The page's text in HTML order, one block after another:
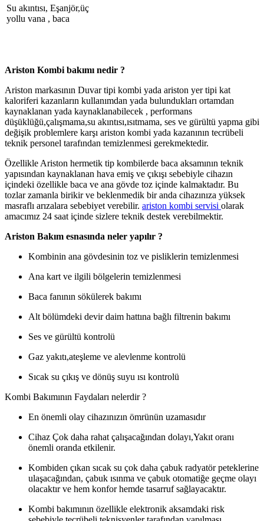
Su akıntısı, Eşanjör,üç
yollu vana , baca
Ariston Kombi bakımı nedir ?
Ariston markasının Duvar tipi kombi yada ariston yer tipi kat
kaloriferi kazanların kullanımdan yada bulundukları ortamdan
kaynaklanan yada kaynaklanabilecek , performans
düşüklüğü,çalışmama,su akıntısı,ısıtmama, ses ve gürültü yapma gibi
değişik problemlere karşı ariston kombi yada kazanının tecrübeli
teknik personel tarafından temizlenmesi gerekmektedir.
Özellikle Ariston hermetik tip kombilerde baca aksamının teknik
yapısından kaynaklanan hava emiş ve çıkışı sebebiyle cihazın
içindeki özellikle baca ve ana gövde toz içinde kalmaktadır. Bu
tozlar zamanla birikir ve beklenmedik bir anda cihazınıza yüksek
masraflı arızalara sebebiyet verebilir. ariston kombi servisi olarak
amacımız 24 saat içinde sizlere teknik destek verebilmektir.
Ariston Bakım esnasında neler yapılır ?
Kombinin ana gövdesinin toz ve pisliklerin temizlenmesi
Ana kart ve ilgili bölgelerin temizlenmesi
Baca fanının sökülerek bakımı
Alt bölümdeki devir daim hattına bağlı filtrenin bakımı
Ses ve gürültü kontrolü
Gaz yakıtı,ateşleme ve alevlenme kontrolü
Sıcak su çıkış ve dönüş suyu ısı kontrolü
Kombi Bakımının Faydaları nelerdir ?
En önemli olay cihazınızın ömrünün uzamasıdır
Cihaz Çok daha rahat çalışacağından dolayı,Yakıt oranı
önemli oranda etkilenir.
Kombiden çıkan sıcak su çok daha çabuk radyatör peteklerine
ulaşacağından, çabuk ısınma ve çabuk otomatiğe geçme olayı
olacaktır ve hem konfor hemde tasarruf sağlayacaktır.
Kombi bakımının özellikle elektronik aksamdaki risk